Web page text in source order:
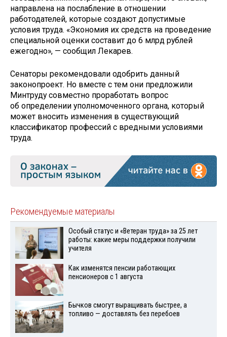
направлена на послабление в отношении
работодателей, которые создают допустимые
условия труда. «Экономия их средств на проведение
специальной оценки составит до 6 млрд рублей
ежегодно», — сообщил Лекарев.
Сенаторы рекомендовали одобрить данный
законопроект. Но вместе с тем они предложили
Минтруду совместно проработать вопрос
об определении уполномоченного органа, который
может вносить изменения в существующий
классификатор профессий с вредными условиями
труда.
Рекомендуемые материалы
Особый статус и «Ветеран труда» за 25 лет
работы: какие меры поддержки получили
учителя
Как изменятся пенсии работающих
пенсионеров с 1 августа
Бычков смогут выращивать быстрее, а
топливо — доставлять без перебоев